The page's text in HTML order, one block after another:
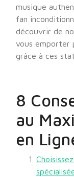
musique
fan
découvrir de
vous emporter
grâce à ces
8
au
en